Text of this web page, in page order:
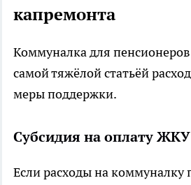
капремонта
Коммуналка для пенсионеров
самой тяжёлой статьёй
меры поддержки.
Субсидия на оплату ЖКУ
Если расходы на